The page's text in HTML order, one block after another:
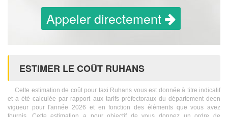
Appeler directement
ESTIMER LE COÛT RUHANS
Cette estimation de coût pour taxi Ruhans vous est donnée à titre indicatif
et a été calculée par rapport aux tarifs préfectoraux du département deen
vigueur pour l'année 2026 et en fonction des éléments que vous avez